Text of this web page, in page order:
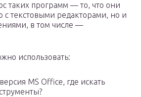
таких программ — то, что они
с текстовыми редакторами, но и
в том числе —
использовать:
MS Office, где искать